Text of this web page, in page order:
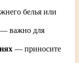
белья или
— важно для
— приносите